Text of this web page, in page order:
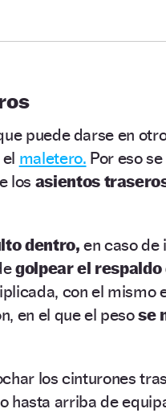
puede darse en
maletero. Por eso
los asientos
dentro, en caso de
golpear el respaldo
con el mismo
en el que el pesose
los cinturones
hasta arriba de